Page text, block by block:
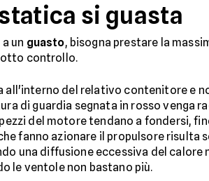
si guasta
un guasto, bisogna prestare la
controllo.
all'interno del relativo contenitore e
di guardia segnata in rosso venga
del motore tendano a fondersi,
fanno azionare il propulsore risulta
una diffusione eccessiva del calore
le ventole non bastano più.